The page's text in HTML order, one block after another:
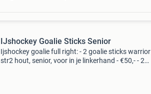
IJshockey Goalie Sticks Senior
Ijshockey goalie full right: - 2 goalie sticks warrior
str2 hout, senior, voor in je linkerhand - €50,- - 2